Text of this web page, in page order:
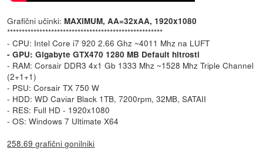
Grafični učinki: MAXIMUM, AA=32xAA, 1920x1080
*****************************************************
- CPU: Intel Core i7 920 2.66 Ghz ~4011 Mhz na LUFT
- GPU: Gigabyte GTX470 1280 MB Default hitrosti
- RAM: Corsair DDR3 4x1 Gb 1333 Mhz ~1528 Mhz Triple Channel
(2+1+1)
- PSU: Corsair TX 750 W
- HDD: WD Caviar Black 1TB, 7200rpm, 32MB, SATAII
- RES: Full HD - 1920x1080
- OS: Windows 7 Ultimate X64
258.69 grafični gonilniki